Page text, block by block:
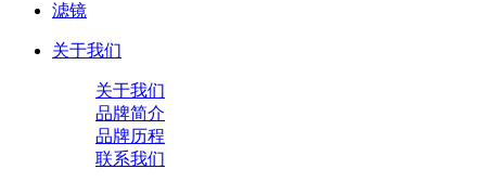
滤镜
关于我们
关于我们
品牌简介
品牌历程
联系我们